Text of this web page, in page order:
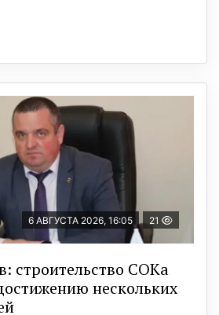
6 АВГУСТА 2026, 16:05 21
строительство СОКа
нескольких